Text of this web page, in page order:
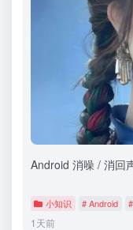
Android 消噪 / 消回
小知识 # Android
1天前